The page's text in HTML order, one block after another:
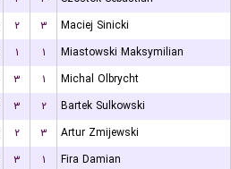
۲ ۳
Maciej Sinicki
۱ ۱
Miastowski Maksymilian
۳ ۱
Michal Olbrycht
۳ ۲
Bartek Sulkowski
۲ ۳
Artur Zmijewski
۳ ۱
Fira Damian